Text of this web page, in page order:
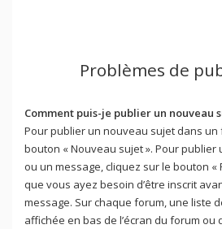
Problèmes de
Comment puis-je publier un nouveau
Pour publier un nouveau sujet dans un
bouton « Nouveau sujet ». Pour
ou un message, cliquez sur le bouton «
que vous ayez besoin d’être inscrit
message. Sur chaque forum, une liste
affichée en bas de l’écran du forum ou